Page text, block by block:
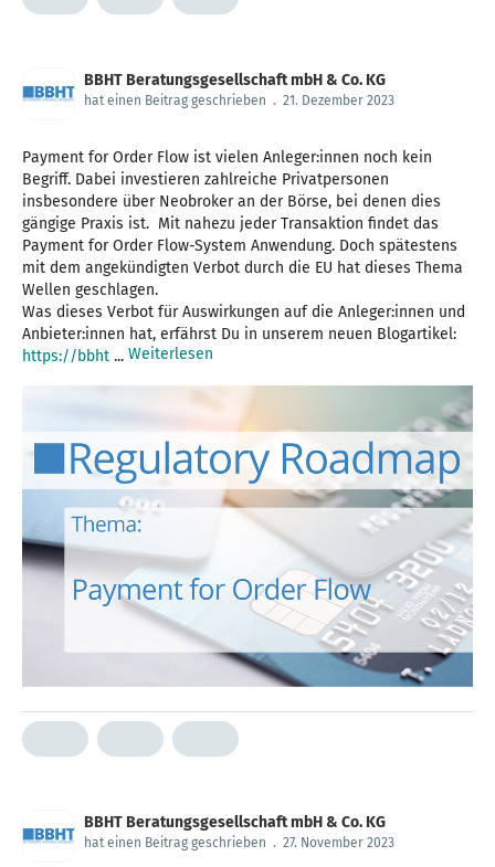
BBHT Beratungsgesellschaft mbH & Co. KG
hat einen Beitrag geschrieben . 21. Dezember 2023
Payment for Order Flow ist vielen Anleger:innen noch kein
Begriff. Dabei investieren zahlreiche Privatpersonen
insbesondere über Neobroker an der Börse, bei denen dies
gängige Praxis ist. Mit nahezu jeder Transaktion findet das
Payment for Order Flow-System Anwendung. Doch spätestens
mit dem angekündigten Verbot durch die EU hat dieses Thema
Wellen geschlagen.
Was dieses Verbot für Auswirkungen auf die Anleger:innen und
Anbieter:innen hat, erfährst Du in unserem neuen Blogartikel:
https://bbht ... Weiterlesen
BBHT Beratungsgesellschaft mbH & Co. KG
hat einen Beitrag geschrieben . 27. November 2023